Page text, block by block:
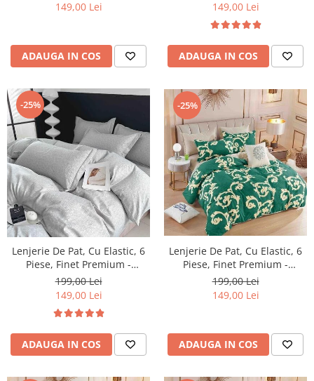
149,00 Lei
ADAUGA IN COS
149,00 Lei
ADAUGA IN COS
-25%
Lenjerie De Pat, Cu Elastic, 6
Piese, Finet Premium -
LPBF6PE24
199,00 Lei
149,00 Lei
ADAUGA IN COS
-25%
Lenjerie De Pat, Cu Elastic, 6
Piese, Finet Premium -
LPBF6PE25
199,00 Lei
149,00 Lei
ADAUGA IN COS